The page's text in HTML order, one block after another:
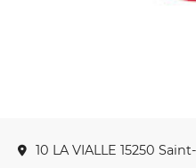
10 LA VIALLE 15250